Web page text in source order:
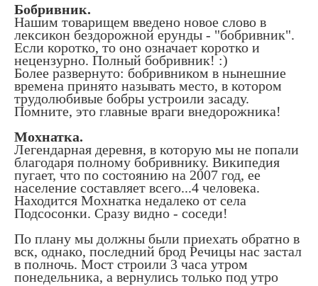
Бобривник.
Нашим товарищем введено новое слово в
лексикон бездорожной ерунды - "бобривник".
Если коротко, то оно означает коротко и
нецензурно. Полный бобривник! :)
Более развернуто: бобривником в нынешние
времена принято называть место, в котором
трудолюбивые бобры устроили засаду.
Помните, это главные враги внедорожника!
Мохнатка.
Легендарная деревня, в которую мы не попали
благодаря полному бобривнику. Википедия
пугает, что по состоянию на 2007 год, ее
население составляет всего...4 человека.
Находится Мохнатка недалеко от села
Подсосонки. Сразу видно - соседи!
По плану мы должны были приехать обратно в
вск, однако, последний брод Речицы нас застал
в полночь. Мост строили 3 часа утром
понедельника, а вернулись только под утро